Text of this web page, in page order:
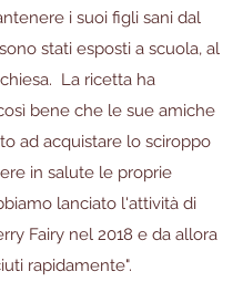
i suoi figli sani dal
stati esposti a scuola, al
La ricetta ha
bene che le sue amiche
ad acquistare lo sciroppo
in salute le proprie
lanciato l'attività di
Fairy nel 2018 e da allora
rapidamente".